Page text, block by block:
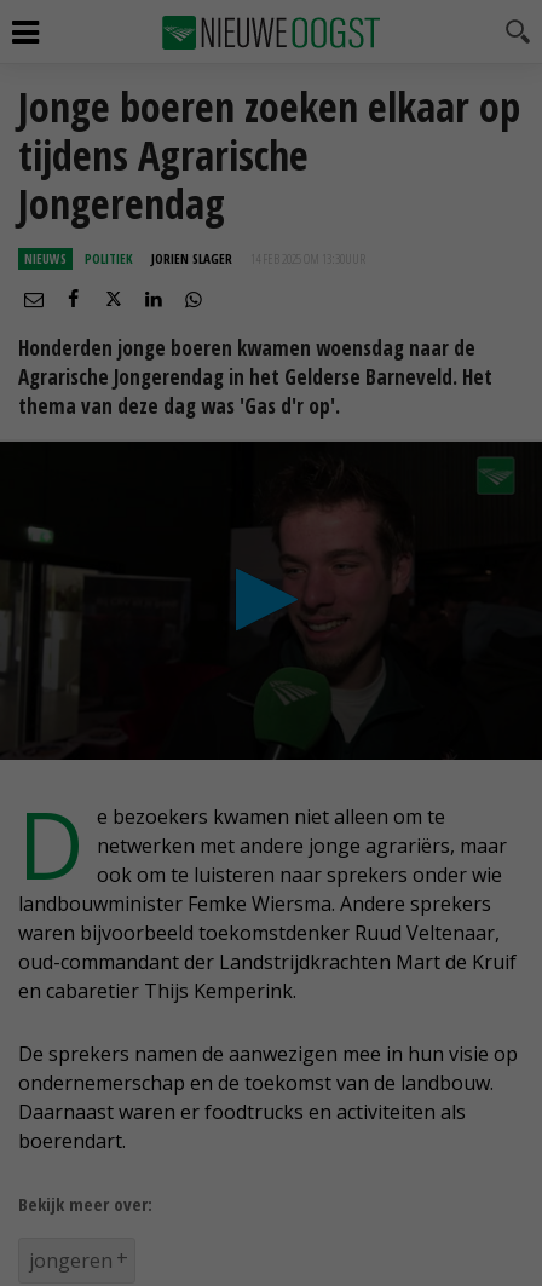
Jonge boeren zoeken elkaar op
tijdens Agrarische
Jongerendag
NIEUWS POLITIEK JORIEN SLAGER 14 FEB 2025 OM 13:30
Honderden jonge boeren kwamen woensdag naar de
Agrarische Jongerendag in het Gelderse Barneveld. Het
thema van deze dag was 'Gas d'r op'.
D
e bezoekers kwamen niet alleen om te
netwerken met andere jonge agrariërs, maar
ook om te luisteren naar sprekers onder wie
landbouwminister Femke Wiersma. Andere sprekers
waren bijvoorbeeld toekomstdenker Ruud Veltenaar,
oud-commandant der Landstrijdkrachten Mart de Kruif
en cabaretier Thijs Kemperink.
De sprekers namen de aanwezigen mee in hun visie op
ondernemerschap en de toekomst van de landbouw.
Daarnaast waren er foodtrucks en activiteiten als
boerendart.
Bekijk meer over:
jongeren